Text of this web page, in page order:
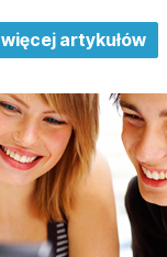
więcej artykułów